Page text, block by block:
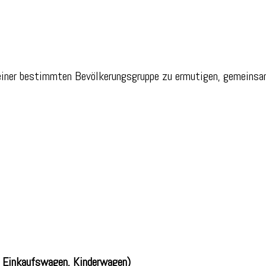
bestimmten Bevölkerungsgruppe zu ermutigen,
Kinderwagen)